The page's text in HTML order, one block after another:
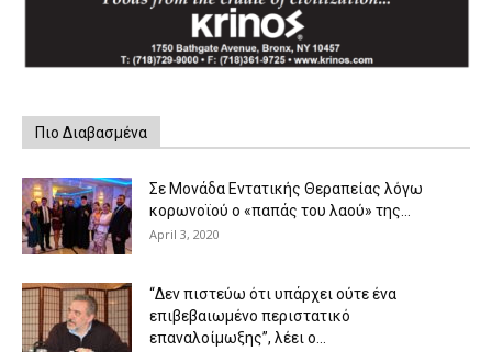
Πιο Διαβασμένα
Σε Μονάδα Εντατικής Θεραπείας λόγω
κορωνοϊού ο «παπάς του λαού» της...
April 3, 2020
“Δεν πιστεύω ότι υπάρχει ούτε ένα
επιβεβαιωμένο περιστατικό
επαναλοίμωξης”, λέει ο...